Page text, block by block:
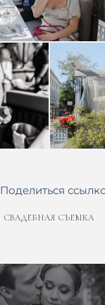
Поделиться
СВАДЕБНАЯ СЪЕМКА